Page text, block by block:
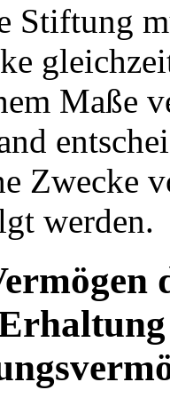
Stiftung
Maße
Zwecke
werden.